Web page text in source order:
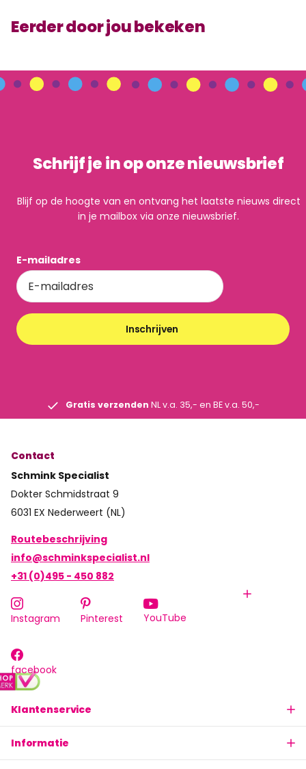
Eerder door jou bekeken
Schrijf je in op onze nieuwsbrief
Blijf op de hoogte van en ontvang het laatste nieuws direct
in je mailbox via onze nieuwsbrief.
E-mailadres
Inschrijven
Gratis verzenden NL v.a. 35,- en BE v.a. 50,-
Klantenservice
Informatie
Contact
Schmink Specialist
Dokter Schmidstraat 9
6031 EX Nederweert (NL)
Routebeschrijving
info@schminkspecialist.nl
+31 (0)495 - 450 882
Instagram Pinterest YouTube
facebook